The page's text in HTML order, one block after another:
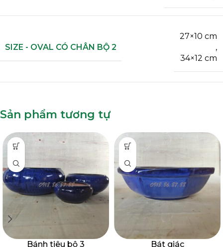
SIZE - OVAL CÓ CHÂN BỘ 2
27×10 cm
,
34×12 cm
Sản phẩm tương tự
Bánh tiêu bộ 3 Bát giác